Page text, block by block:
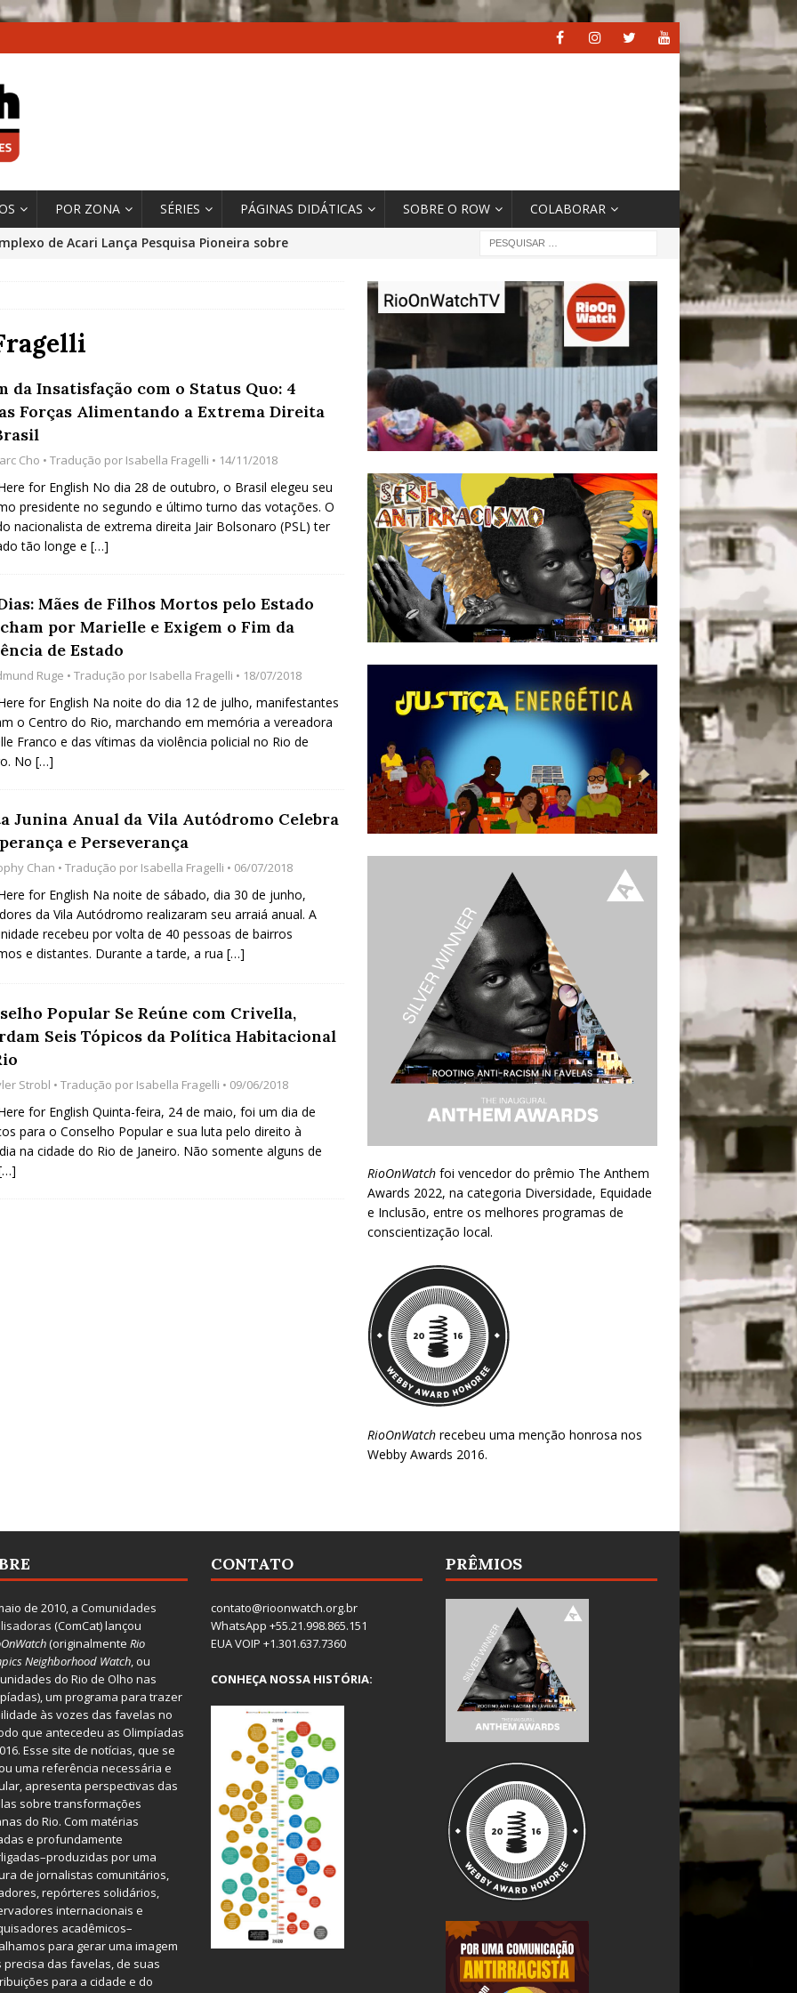
POR ZONA SÉRIES PÁGINAS DIDÁTICAS SOBRE O ROW COLABORAR
de Acari Lança Pesquisa Pioneira sobre
Contexto da Ultrapassagem Climática, ‘As Cidades
Fogo que Impulsionam a Mudança de que
Autora Coordenadora Principal de Relatório
Cidades
*DESTAQUE
Começou com uma Praça em Ramos [OPINIÃO]
Agroecológico com os Povos das Águas Reúne
e Inauguração da Feira da Praia do Remanso
COBERTURA DE EVENTOS
Nova Via Mobilidade 10 Anos Após Rio2016
da Insatisfação com o Status Quo: 4
Forças Alimentando a Extrema Direita
Cho • Tradução por Isabella Fragelli • 14/11/2018
for English No dia 28 de outubro, o Brasil elegeu seu
presidente no segundo e último turno das votações. O
nacionalista de extrema direita Jair Bolsonaro (PSL) ter
tão longe e […]
Mães de Filhos Mortos pelo Estado
por Marielle e Exigem o Fim da
de Estado
Ruge • Tradução por Isabella Fragelli • 18/07/2018
for English Na noite do dia 12 de julho, manifestantes
o Centro do Rio, marchando em memória a vereadora
Franco e das vítimas da violência policial no Rio de
No […]
Junina Anual da Vila Autódromo Celebra
e Perseverança
Chan • Tradução por Isabella Fragelli • 06/07/2018
for English Na noite de sábado, dia 30 de junho,
da Vila Autódromo realizaram seu arraiá anual. A
recebeu por volta de 40 pessoas de bairros
e distantes. Durante a tarde, a rua […]
Popular Se Reúne com Crivella,
Seis Tópicos da Política Habitacional
Strobl • Tradução por Isabella Fragelli • 09/06/2018
for English Quinta-feira, 24 de maio, foi um dia de
para o Conselho Popular e sua luta pelo direito à
na cidade do Rio de Janeiro. Não somente alguns de
RioOnWatchfoi vencedor do prêmio The Anthem
Awards 2022, na categoria Diversidade, Equidade
e Inclusão, entre os melhores programas de
conscientização local.
RioOnWatchrecebeu uma menção honrosa nos
Webby Awards 2016.
de 2010, a Comunidades
(ComCat) lançou
(originalmente Rio
Neighborhood Watch, ou
do Rio de Olho nas
um programa para trazer
às vozes das favelas no
que antecedeu as Olimpíadas
Esse site de notícias, que se
uma referência necessária e
apresenta perspectivas das
sobre transformações
do Rio. Com matérias
e profundamente
por uma
de jornalistas comunitários,
repórteres solidários,
internacionais e
acadêmicos–
para gerar uma imagem
precisa das favelas, de suas
para a cidade e do
CONTATO
contato@rioonwatch.org.br
WhatsApp +55.21.998.865.151
EUA VOIP +1.301.637.7360
CONHEÇA NOSSA HISTÓRIA:
PRÊMIOS